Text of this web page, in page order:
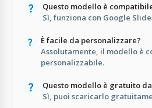
Questo modello è
Sì, funziona con Google
È facile da personalizzare?
Assolutamente, il modello è
personalizzabile.
Questo modello è gratuito
Sì, puoi scaricarlo